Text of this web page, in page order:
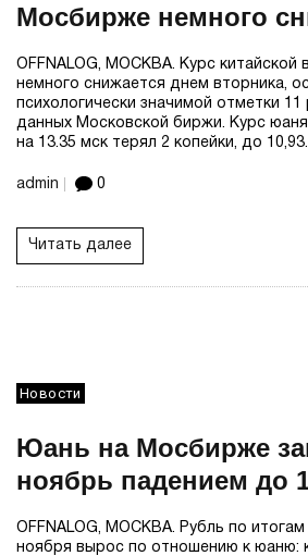
Мосбирже немного
OFFNALOG, МОСКВА. Курс китайской
немного снижается днем вторника,
психологически значимой отметки 11
данных Московской биржи. Курс юаня
на 13.35 мск терял 2 копейки, до
admin 0
Читать далее
Новости
Юань на Мосбирже
ноябрь падением до
OFFNALOG, МОСКВА. Рубль по
ноября вырос по отношению к юаню: